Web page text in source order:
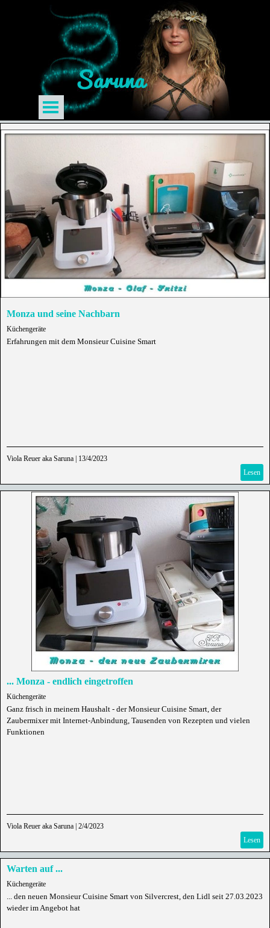
Monza und seine Nachbarn
Küchengeräte
Erfahrungen mit dem Monsieur Cuisine Smart
Viola Reuer aka Saruna
13/4/2023
Lesen
... Monza - endlich eingetroffen
Küchengeräte
Ganz frisch in meinem Haushalt - der Monsieur Cuisine Smart, der
Zaubermixer mit Internet-Anbindung, Tausenden von Rezepten und vielen
Funktionen
Viola Reuer aka Saruna 2/4/2023
Lesen
Warten auf ...
Küchengeräte
... den neuen Monsieur Cuisine Smart von Silvercrest, den Lidl seit 27.03.2023
wieder im Angebot hat